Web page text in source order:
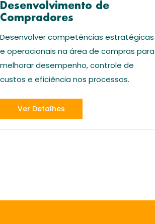
Desenvolvimento de
Compradores
Desenvolver competências estratégicas
e operacionais na área de compras para
melhorar desempenho, controle de
custos e eficiência nos processos.
Ver Detalhes